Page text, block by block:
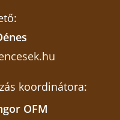
koordinátora:
OFM